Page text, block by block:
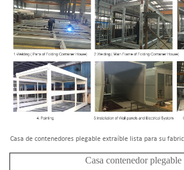
Casa de contenedores plegable extraíble lista para su
Casa contenedor plegable